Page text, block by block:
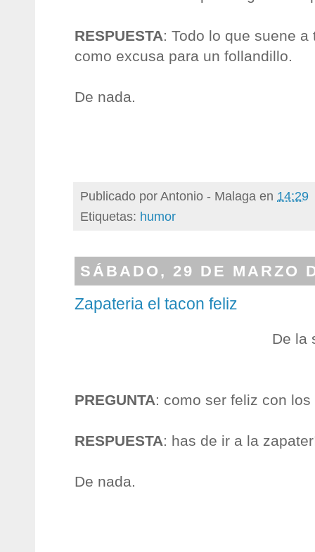
RESPUESTA: Todo lo que suene
como excusa para un follandillo.
De nada.
Publicado porAntonio - Malaga en 14:29
Etiquetas: humor
SÁBADO, 29 DE MARZO
Zapateria el tacon feliz
De la
PREGUNTA: como ser feliz con
RESPUESTA: has de ir a la
De nada.